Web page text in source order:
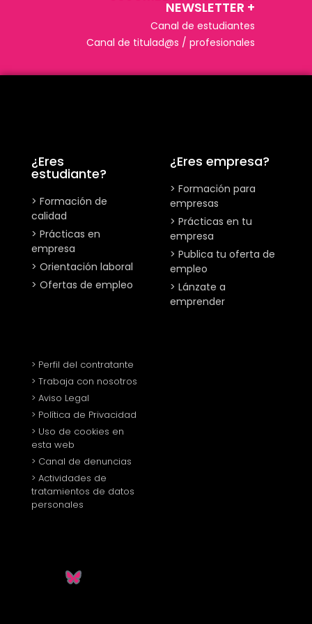
NEWSLETTER +​
Canal de estudiantes
Canal de titulad@s / profesionales
¿Eres
estudiante?
> Formación de
calidad
> Prácticas en
empresa
> Orientación laboral
> Ofertas de empleo
¿Eres empresa?
> Formación para
empresas
> Prácticas en tu
empresa
> Publica tu oferta de
empleo
> Lánzate a
emprender
> Perfil del contratante
> Trabaja con nosotros
> Aviso Legal
> Política de Privacidad
> Uso de cookies en
esta web
> Canal de denuncias
> Actividades de
tratamientos de datos
personales